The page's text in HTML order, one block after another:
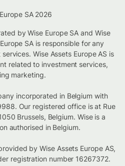
SA 2026
by Wise Europe SA and Wise
SA is responsible for any
Wise Assets Europe AS is
related to investment services,
marketing.
incorporated in Belgium with
Our registered office is at Rue
Brussels, Belgium. Wise is a
authorised in Belgium.
by Wise Assets Europe AS,
registration number 16267372.